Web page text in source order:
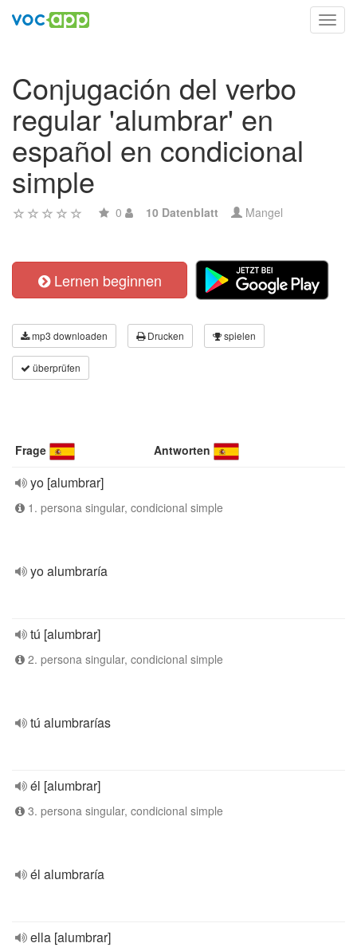
Conjugación del verbo
regular 'alumbrar' en
español en condicional
simple
0 10 Datenblatt Mangel
Lernen beginnen
mp3 downloaden Drucken spielen
überprüfen
Frage Antworten
yo [alumbrar]
1. persona singular, condicional simple
yo alumbraría
tú [alumbrar]
2. persona singular, condicional simple
tú alumbrarías
él [alumbrar]
3. persona singular, condicional simple
él alumbraría
ella [alumbrar]